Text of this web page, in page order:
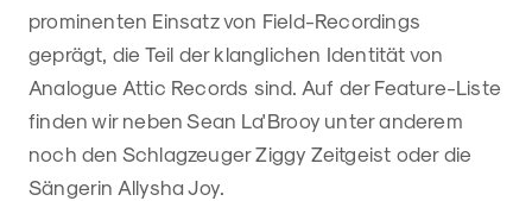
prominenten Einsatz von Field-Recordings
geprägt, die Teil der klanglichen Identität von
Analogue Attic Records sind. Auf der Feature-Liste
finden wir neben Sean La'Brooy unter anderem
noch den Schlagzeuger Ziggy Zeitgeist oder die
Sängerin Allysha Joy.